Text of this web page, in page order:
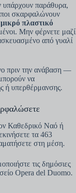
υπάρχουν παράθυρα,
σκαρφαλώνουν
μικρό πλαστικό
Μην φέρνετε μαζί
από γυαλί
πριν την ανάβαση —
να
ή υπερθέρμανσης.
Καθεδρικό Ναό ή
τα 463
στη μέση.
τις δημόσιες
Opera del Duomo.